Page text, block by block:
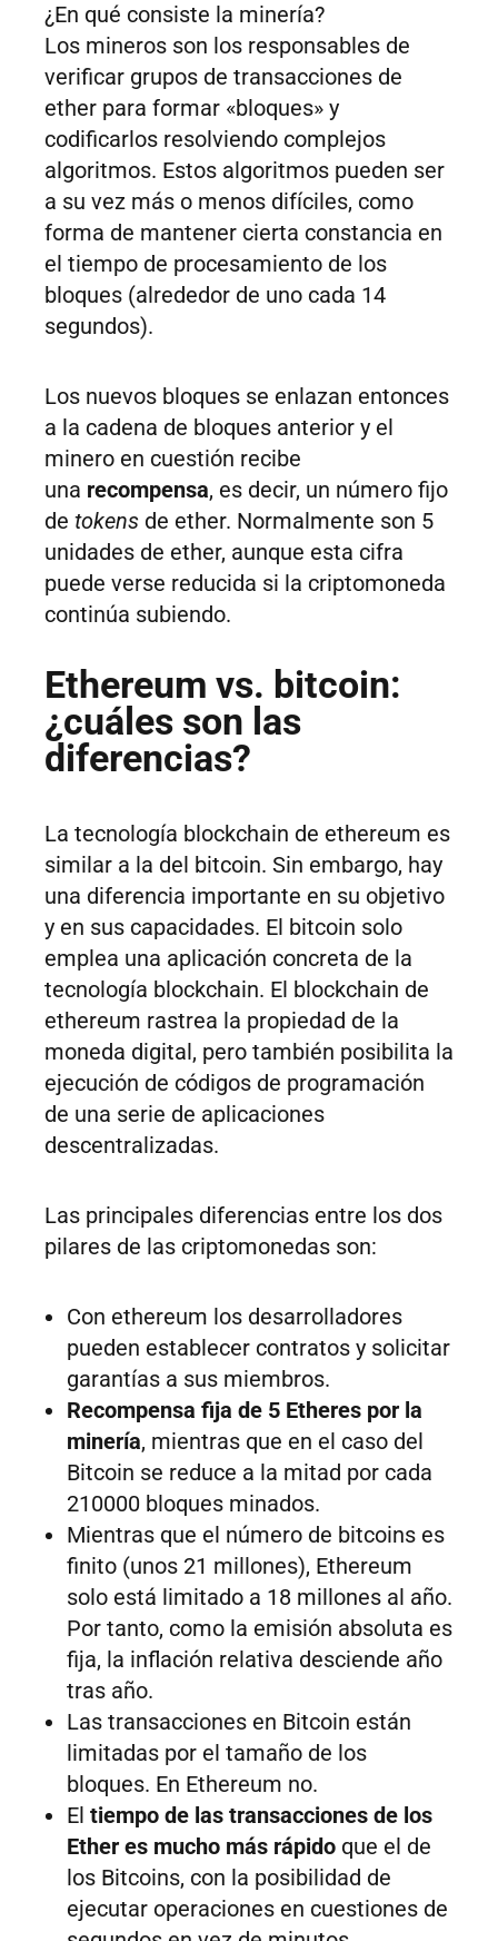
¿En qué consiste la minería?
Los mineros son los responsables de
verificar grupos de transacciones de
ether para formar «bloques» y
codificarlos resolviendo complejos
algoritmos. Estos algoritmos pueden ser
a su vez más o menos difíciles, como
forma de mantener cierta constancia en
el tiempo de procesamiento de los
bloques (alrededor de uno cada 14
segundos).
Los nuevos bloques se enlazan entonces
a la cadena de bloques anterior y el
minero en cuestión recibe
una recompensa, es decir, un número fijo
de tokens de ether. Normalmente son 5
unidades de ether, aunque esta cifra
puede verse reducida si la criptomoneda
continúa subiendo.
Ethereum vs. bitcoin:
¿cuáles son las
diferencias?
La tecnología blockchain de ethereum es
similar a la del​ bitcoin​. Sin embargo, hay
una diferencia importante en su objetivo
y en sus capacidades. El bitcoin solo
emplea una aplicación concreta de la
tecnología blockchain. El blockchain de
ethereum rastrea la propiedad de la
moneda digital, pero también posibilita la
ejecución de códigos de programación
de una serie de aplicaciones
descentralizadas.​
Las principales diferencias entre los dos
pilares de las criptomonedas son:
Con ethereum los desarrolladores
pueden establecer contratos y solicitar
garantías a sus miembros.
Recompensa fija de 5 Etheres por la
minería, mientras que en el caso del
Bitcoin se reduce a la mitad por cada
210000 bloques minados.
Mientras que el número de bitcoins es
finito (unos 21 millones), Ethereum
solo está limitado a 18 millones al año.
Por tanto, como la emisión absoluta es
fija, la inflación relativa desciende año
tras año.
Las transacciones en Bitcoin están
limitadas por el tamaño de los
bloques. En Ethereum no.
El tiempo de las transacciones de los
Ether es mucho más rápido que el de
los Bitcoins, con la posibilidad de
ejecutar operaciones en cuestiones de